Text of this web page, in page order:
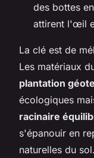
des bottes
attirent l'œil
La clé est de
Les matériaux
plantation
écologiques
racinaire
s'épanouir en
naturelles du